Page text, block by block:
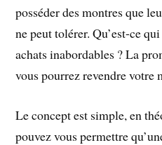
posséder des montres que
ne peut tolérer. Qu’est-ce
achats inabordables ? La
vous pourrez revendre votre
Le concept est simple, en
pouvez vous permettre